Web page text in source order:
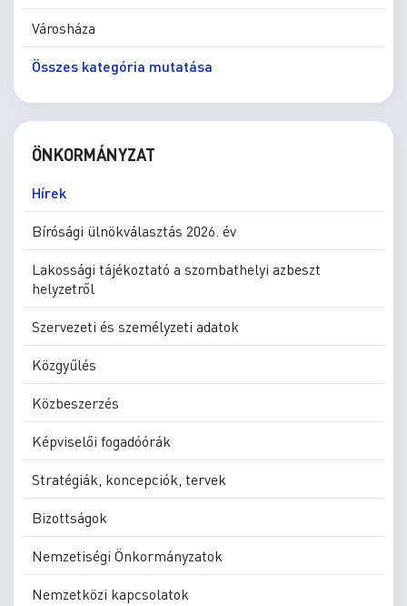
Városháza
Összes kategória mutatása
ÖNKORMÁNYZAT
Hírek
Bírósági ülnökválasztás 2026. év
Lakossági tájékoztató a szombathelyi azbeszt
helyzetről
Szervezeti és személyzeti adatok
Közgyűlés
Közbeszerzés
Képviselői fogadóórák
Stratégiák, koncepciók, tervek
Bizottságok
Nemzetiségi Önkormányzatok
Nemzetközi kapcsolatok